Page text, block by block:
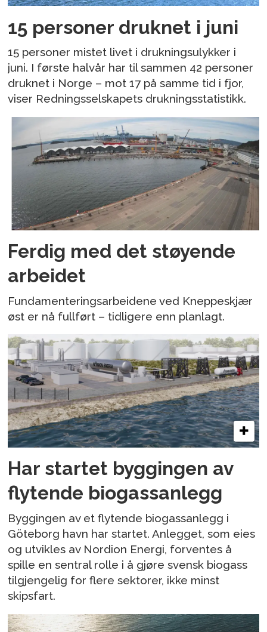
15 personer druknet i juni
15 personer mistet livet i drukningsulykker i
juni. I første halvår har til sammen 42 personer
druknet i Norge – mot 17 på samme tid i fjor,
viser Redningsselskapets drukningsstatistikk.
Ferdig med det støyende
arbeidet
Fundamenteringsarbeidene ved Kneppeskjær
øst er nå fullført – tidligere enn planlagt.
Har startet byggingen av
flytende biogassanlegg
Byggingen av et flytende biogassanlegg i
Göteborg havn har startet. Anlegget, som eies
og utvikles av Nordion Energi, forventes å
spille en sentral rolle i å gjøre svensk biogass
tilgjengelig for flere sektorer, ikke minst
skipsfart.